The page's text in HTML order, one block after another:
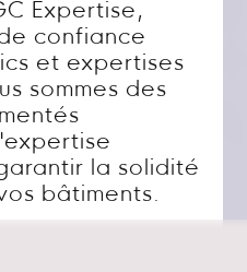
Expertise,
confiance
et expertises
sommes des
la solidité
bâtiments.